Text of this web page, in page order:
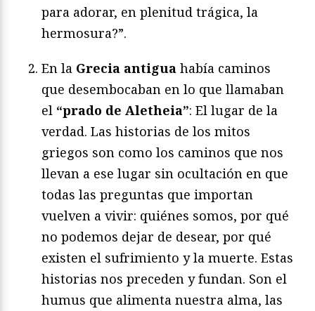
para adorar, en plenitud trágica, la
hermosura?”.
En la Grecia antigua había caminos
que desembocaban en lo que llamaban
el “prado de Aletheia”: El lugar de la
verdad. Las historias de los mitos
griegos son como los caminos que nos
llevan a ese lugar sin ocultación en que
todas las preguntas que importan
vuelven a vivir: quiénes somos, por qué
no podemos dejar de desear, por qué
existen el sufrimiento y la muerte. Estas
historias nos preceden y fundan. Son el
humus que alimenta nuestra alma, las